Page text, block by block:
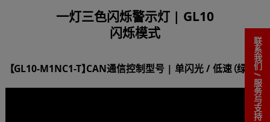
联系我们 / 服务与支持
一灯三色闪烁警示灯 | GL10
闪烁模式
【GL10-M1NC1-T】CAN通信控制型号 | 单闪光 / 低速（绿色）